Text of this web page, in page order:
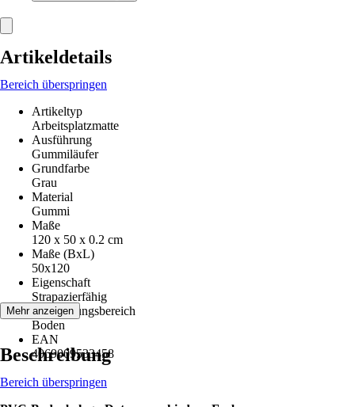
Artikeldetails
Bereich überspringen
Artikeltyp
Arbeitsplatzmatte
Ausführung
Gummiläufer
Grundfarbe
Grau
Material
Gummi
Maße
120 x 50 x 0.2 cm
Maße (BxL)
50x120
Eigenschaft
Strapazierfähig
Anwendungsbereich
Boden
EAN
4069009533458
Mehr anzeigen
Beschreibung
Bereich überspringen